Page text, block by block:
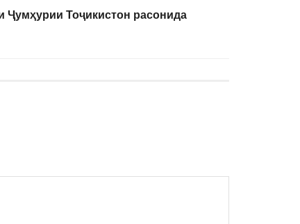
Ҷумҳурии Тоҷикистон расонида